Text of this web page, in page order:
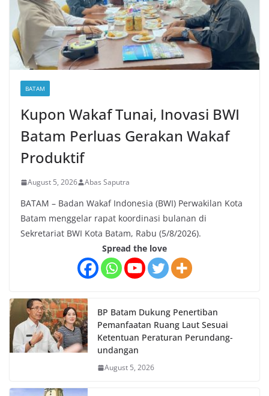
BATAM
Kupon Wakaf Tunai, Inovasi BWI
Batam Perluas Gerakan Wakaf
Produktif
August 5, 2026 Abas Saputra
BATAM – Badan Wakaf Indonesia (BWI) Perwakilan Kota
Batam menggelar rapat koordinasi bulanan di
Sekretariat BWI Kota Batam, Rabu (5/8/2026).
Spread the love
BP Batam Dukung Penertiban
Pemanfaatan Ruang Laut Sesuai
Ketentuan Peraturan Perundang-
undangan
August 5, 2026